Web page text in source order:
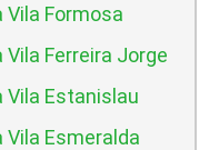
Formosa
Ferreira Jorge
Vila Estanislau
Esmeralda